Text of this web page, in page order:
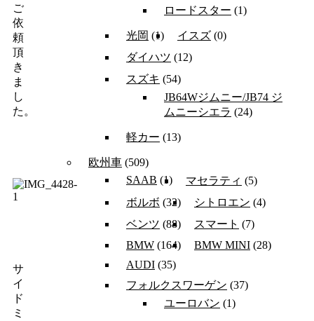
ご
依
頼
頂
き
ま
し
た。
サ
イ
ド
ミ
ロードスター (1)
光岡 (1) イスズ (0)
ダイハツ (12)
スズキ (54)
JB64Wジムニー/JB74 ジ
ムニーシエラ (24)
軽カー (13)
欧州車 (509)
SAAB (1) マセラティ (5)
ボルボ (32) シトロエン (4)
ベンツ (88) スマート (7)
BMW (164) BMW MINI (28)
AUDI (35)
フォルクスワーゲン (37)
ユーロバン (1)